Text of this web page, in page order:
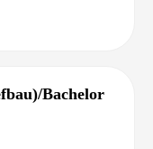
Bachelor